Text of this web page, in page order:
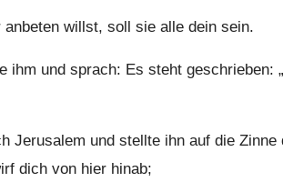
willst, soll sie alle dein sein.
ihm und sprach: Es steht geschrieben:
Jerusalem und stellte ihn auf die
dich von hier hinab;